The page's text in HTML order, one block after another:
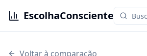
EscolhaConsciente
Voltar à comparação